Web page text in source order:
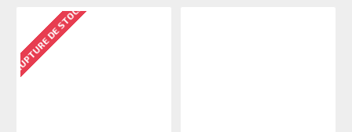
RUPTURE DE STOCK